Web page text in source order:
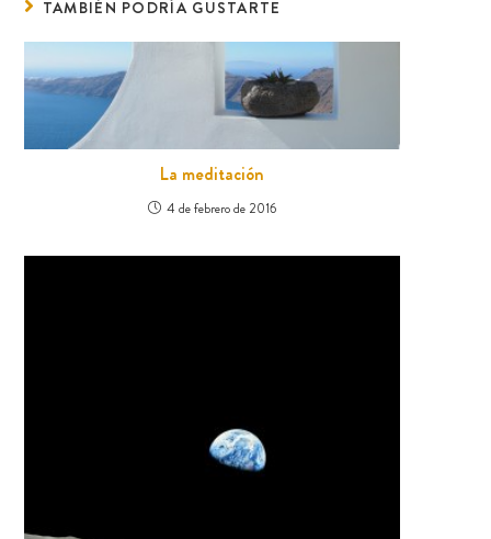
TAMBIÉN PODRÍA GUSTARTE
La meditación
4 de febrero de 2016